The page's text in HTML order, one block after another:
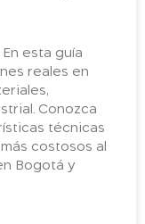
esta guía
reales en
Conozca
técnicas
costosos al
Bogotá y